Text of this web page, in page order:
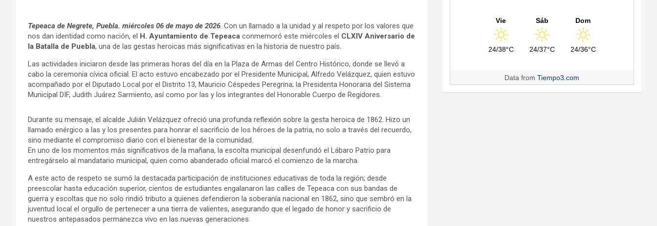
b
o
o
k
er s
A
p
p
n
g
er
Li
n
k
Tepeaca de Negrete, Puebla. miércoles 06 de mayo de 2026. Con un llamado a la unidad y al respeto por los valores que
nos dan identidad como nación, el H. Ayuntamiento de Tepeaca conmemoró este miércoles el CLXIV Aniversario de
la Batalla de Puebla, una de las gestas heroicas más significativas en la historia de nuestro país.
Las actividades iniciaron desde las primeras horas del día en la Plaza de Armas del Centro Histórico, donde se llevó a
cabo la ceremonia cívica oficial. El acto estuvo encabezado por el Presidente Municipal, Alfredo Velázquez, quien estuvo
acompañado por el Diputado Local por el Distrito 13, Mauricio Céspedes Peregrina; la Presidenta Honoraria del Sistema
Municipal DIF, Judith Juárez Sarmiento, así como por las y los integrantes del Honorable Cuerpo de Regidores.
Durante su mensaje, el alcalde Julián Velázquez ofreció una profunda reflexión sobre la gesta heroica de 1862. Hizo un
llamado enérgico a las y los presentes para honrar el sacrificio de los héroes de la patria, no solo a través del recuerdo,
sino mediante el compromiso diario con el bienestar de la comunidad.
En uno de los momentos más significativos de la mañana, la escolta municipal desenfundó el Lábaro Patrio para
entregárselo al mandatario municipal, quien como abanderado oficial marcó el comienzo de la marcha.
A este acto de respeto se sumó la destacada participación de instituciones educativas de toda la región; desde
preescolar hasta educación superior, cientos de estudiantes engalanaron las calles de Tepeaca con sus bandas de
guerra y escoltas que no solo rindió tributo a quienes defendieron la soberanía nacional en 1862, sino que sembró en la
juventud local el orgullo de pertenecer a una tierra de valientes, asegurando que el legado de honor y sacrificio de
nuestros antepasados permanezca vivo en las nuevas generaciones.
Vie
24/38°C
Sáb
24/37°C
Dom
24/36°C
Data fromTiempo3.com